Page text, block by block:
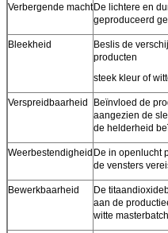
Verbergende machtDe lichtere en
geproduceerd
Bleekheid
Beslis de
producten
steek kleur of
Verspreidbaarheid
Beïnvloed de
aangezien de
de helderheid
Weerbestendigheid De in openlucht
de vensters
Bewerkbaarheid
De
aan de
witte